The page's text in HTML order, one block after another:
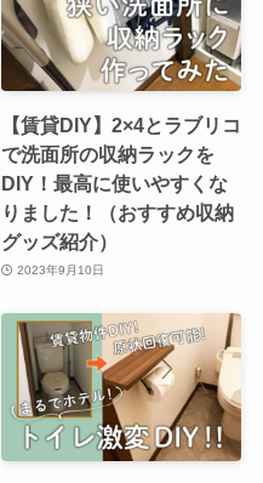
【賃貸DIY】2×4とラブリコ
で洗面所の収納ラックを
DIY！最高に使いやすくな
りました！（おすすめ収納
グッズ紹介）
2023年9月10日